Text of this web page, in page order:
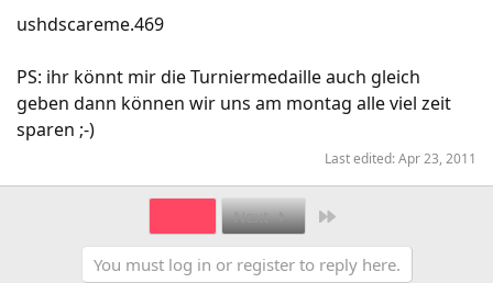
ushdscareme.469
PS: ihr könnt mir die Turniermedaille auch gleich
geben dann können wir uns am montag alle viel zeit
sparen ;-)
Last edited:Apr 23, 2011
Next
You must log in or register to reply here.